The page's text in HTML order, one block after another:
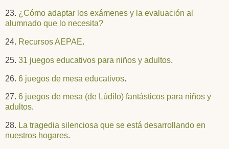
23. ¿Cómo adaptar los exámenes y la evaluación al
alumnado que lo necesita?
24. Recursos AEPAE.
25. 31 juegos educativos para niños y adultos.
26. 6 juegos de mesa educativos.
27. 6 juegos de mesa (de Lúdilo) fantásticos para niños y
adultos.
28. La tragedia silenciosa que se está desarrollando en
nuestros hogares.